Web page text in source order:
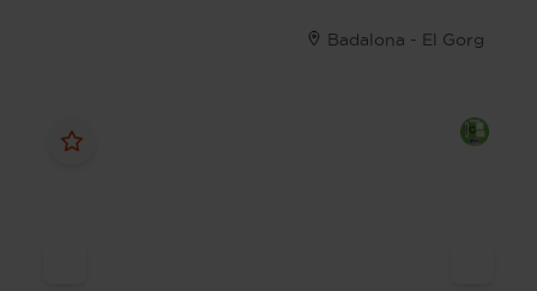
Badalona - El Gorg